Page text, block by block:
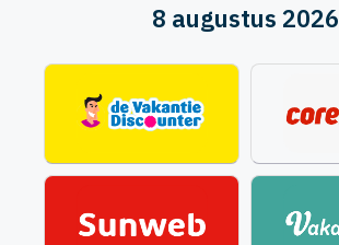
8 augustus 2026